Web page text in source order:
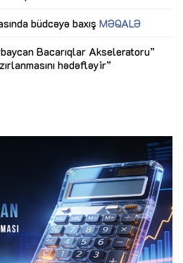
büdcəyə baxış MƏQALƏ
Bacarıqlar Akseleratoru”
hədəfləyir”